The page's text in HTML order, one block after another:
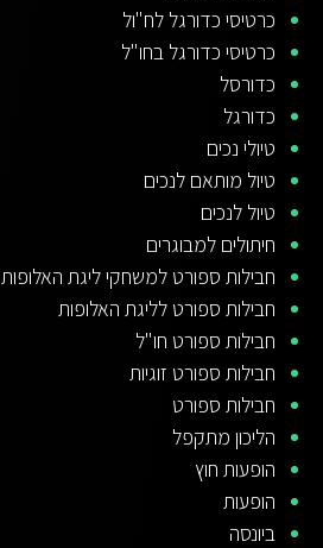
כרטיסי כדורגל לח"ול
כרטיסי כדורגל בחו"ל
כדורסל
כדורגל
טיולי נכים
טיול מותאם לנכים
טיול לנכים
חיתולים למבוגרים
חבילות ספורט למשחקי ליגת האלופות
חבילות ספורט לליגת האלופות
חבילות ספורט חו"ל
חבילות ספורט זוגיות
חבילות ספורט
הליכון מתקפל
הופעות חוץ
הופעות
ביונסה